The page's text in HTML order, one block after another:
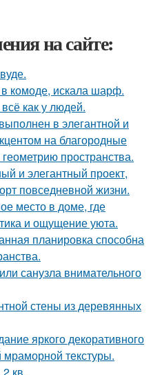
на сайте:
комоде, искала шарф.
как у людей.
в элегантной и
на благородные
пространства.
и элегантный проект,
повседневной жизни.
место в доме, где
и ощущение уюта.
планировка способна
санузла внимательного
стены из деревянных
яркого декоративного
текстуры.
кв.